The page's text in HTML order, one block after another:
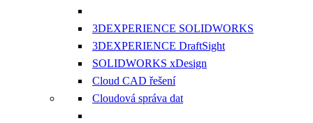
3DEXPERIENCE SOLIDWORKS
3DEXPERIENCE DraftSight
SOLIDWORKS xDesign
Cloud CAD řešení
Cloudová správa dat